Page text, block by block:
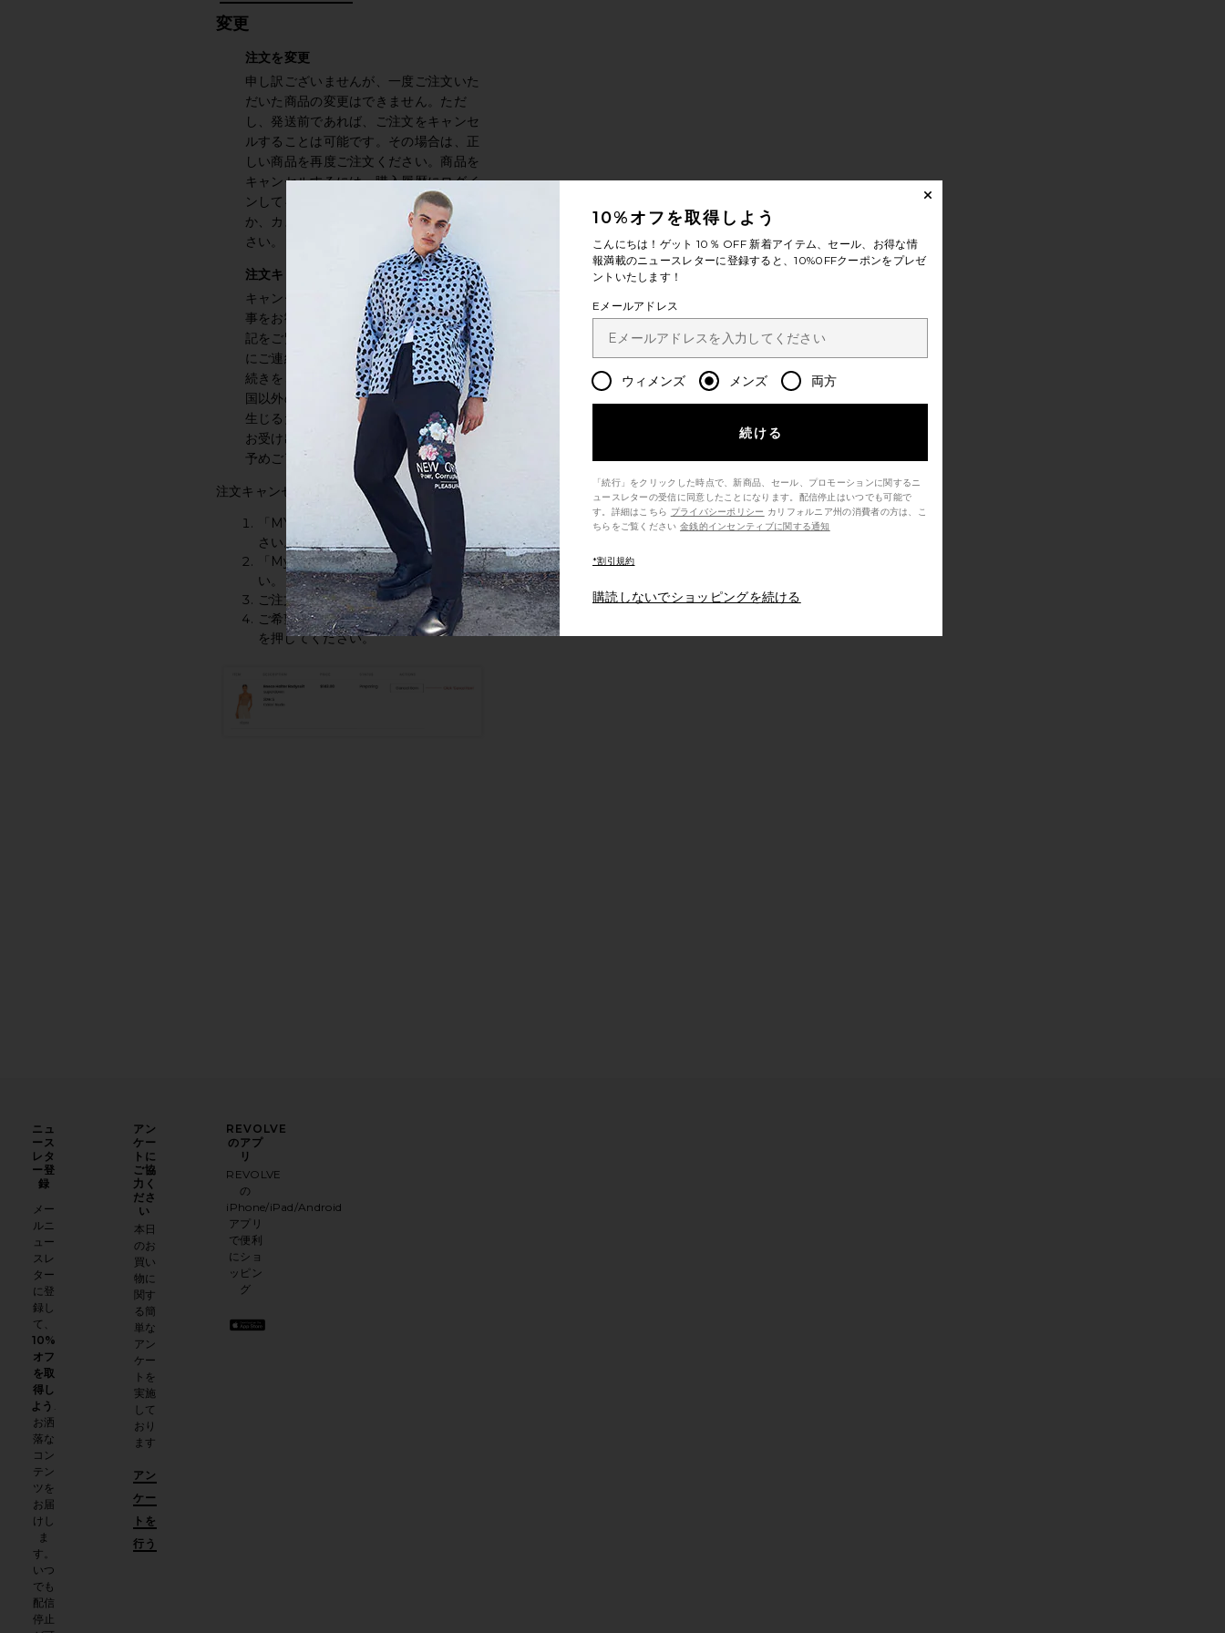
変更
注文を変更
申し訳ございませんが、一度ご注文いた
だいた商品の変更はできません。ただ
し、発送前であれば、ご注文をキャンセ
ルすることは可能です。その場合は、正
しい商品を再度ご注文ください。商品を
キャンセルするには、購入履歴にログイ
ンしてキャンセルボタンをクリックする
か、カスタマーサービスまでご連絡くだ
さい。
注文キャンセル
キャンセルはウェブ上で行っていただく
事をお勧めいたします (お手続き方法は下
記をご覧ください)。カスタマーサービス
にご連絡を頂いたうえでキャンセルの手
続きをさせて頂くことも可能ですが、米
国以外の国にお住まいのお客様は時差が
生じるため、発送前にお客様のご要望を
お受け出来ない場合がございますことを
予めご了承ください。
注文キャンセル方法
「MY REVOLVE」をクリックして下
さい。
「My Orders」をクリックして下さ
い。
ご注文番号を選択してください。
ご希望商品箇所にある「キャンセル」
を押してください。
ニュ
ース
レタ
ー登
録
メー
ルニ
ュー
スレ
ター
に登
録し
て、
10%
オフ
を取
得し
よう
お洒
落な
コン
テン
ツを
お届
けし
ま
す。
いつ
でも
配信
停止
アン
ケー
トに
ご協
力く
ださ
い
本日
のお
買い
物に
関す
る簡
単な
アン
ケー
トを
実施
して
おり
ます
アン
ケー
トを
行う
REVOLVE
のアプ
リ
REVOLVE
の
iPhone/iPad/Android
アプリ
で便利
にショ
ッピン
グ
10%オフを取得しよう
こんにちは！ゲット 10％ OFF 新着アイテム、セール、お得な情
報満載のニュースレターに登録すると、10%0FFクーポンをプレゼ
ントいたします！
Eメールアドレス
ウィメンズ メンズ 両方
続ける
「続行」をクリックした時点で、新商品、セール、プロモーションに関するニ
ュースレターの受信に同意したことになります。配信停止はいつでも可能で
す。詳細はこちら プライバシーポリシー
ちらをご覧ください 金銭的インセンティブに関する通知
*割引規約
購読しないでショッピングを続ける